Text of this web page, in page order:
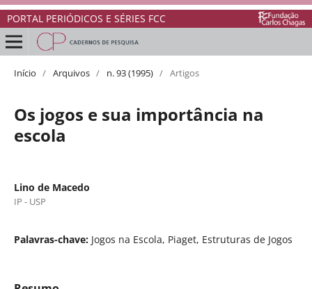
PORTAL PERIÓDICOS E SÉRIES FCC
Início / Arquivos / n. 93 (1995) / Artigos
Os jogos e sua importância na
escola
Lino de Macedo
IP - USP
Palavras-chave: Jogos na Escola, Piaget, Estruturas de Jogos